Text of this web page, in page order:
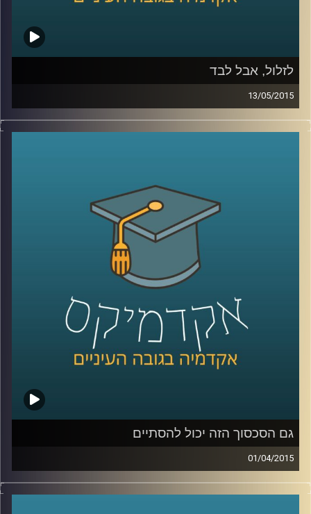
לזלול, אבל לבד
13/05/2015
ליאור זלמנסון עוסק בתרבות הוירטואלית
האם פרסום הוא המודל העסקי היחיד האפשרי?
באמנות הוא מייסד ומוביל את פסטיבל
בסינמטק חולון, העוסק בהשפעות
המהפכה הדיגיטלית על חיינו, בעיקר דרך
ייצוגים בקולנוע. ליאור מספר על השפעתה של
צפיית הזלילה על קהל הצופים ועל שיחות
המסדרון שלנו, ומשם על הצורך החברתי
בקהילתיות. עוד שוחחנו על מושג הכבדות –
מדוע הפכה הקלילות כה פופולארית, אולי כדאי
שנהיה קצת כבדים?
גם הסכסוך הזה יכול להסתיים
01/04/2015
דיקן ביה"ס לפסיכולוגיה, פרופסור עירן הלפרין,